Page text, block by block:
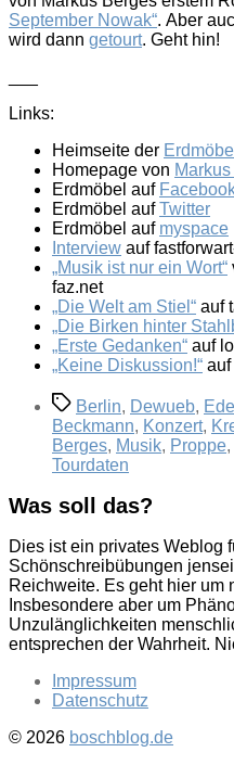
September Nowak“. Aber
wird dann getourt. Geht hin!
Links:
Heimseite der Erdmöbel
Homepage von
Erdmöbel auf
Erdmöbel auf Twitter
Erdmöbel auf myspace
Interview auf
„Musik ist nur ein Wort“
faz.net
„Die Welt am Stiel“ auf
„Die Birken hinter
„Erste Gedanken“ auf
„Keine Diskussion!“
Schlagwörter
Berlin, Dewueb, Edel
Beckmann, Konzert,
Berges, Musik, Proppe,
Tourdaten
Was soll das?
Dies ist ein privates Weblog
Schönschreibübungen
Reichweite. Es geht hier um
Insbesondere aber um
Unzulänglichkeiten
entsprechen der Wahrheit.
Impressum
Datenschutz
© 2026 boschblog.de